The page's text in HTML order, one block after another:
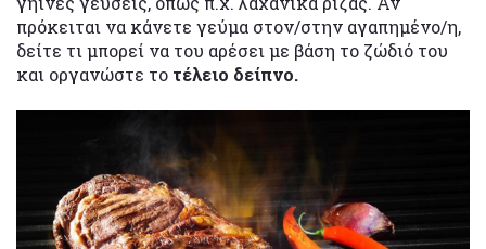
πρόκειται να κάνετε γεύμα στον/στην αγαπημένο/η,
δείτε τι μπορεί να του αρέσει με βάση το ζώδιό του
και οργανώστε το τέλειο δείπνο.